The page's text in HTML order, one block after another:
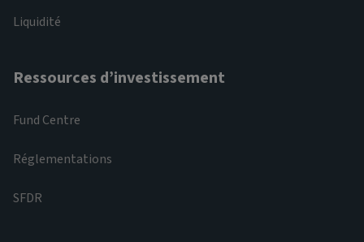
Liquidité
Ressources d’investissement
Fund Centre
Réglementations
SFDR